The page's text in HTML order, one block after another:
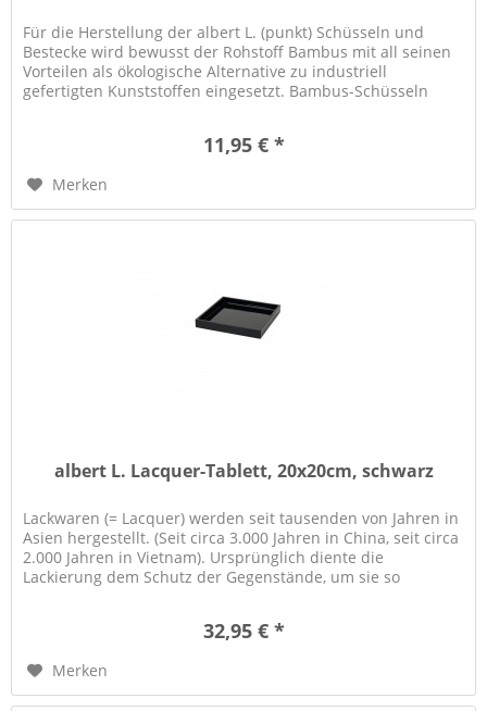
Für die Herstellung der albert L. (punkt) Schüsseln und
Bestecke wird bewusst der Rohstoff Bambus mit all seinen
Vorteilen als ökologische Alternative zu industriell
gefertigten Kunststoffen eingesetzt. Bambus-Schüsseln
11,95 € *
Merken
albert L. Lacquer-Tablett, 20x20cm, schwarz
Lackwaren (= Lacquer) werden seit tausenden von Jahren in
Asien hergestellt. (Seit circa 3.000 Jahren in China, seit circa
2.000 Jahren in Vietnam). Ursprünglich diente die
Lackierung dem Schutz der Gegenstände, um sie so
32,95 € *
Merken